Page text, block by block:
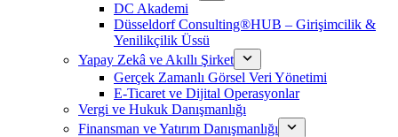
DC Akademi
Düsseldorf Consulting®HUB – Girişimcilik &
Yenilikçilik Üssü
Yapay Zekâ ve Akıllı Şirket
Gerçek Zamanlı Görsel Veri Yönetimi
E-Ticaret ve Dijital Operasyonlar
Vergi ve Hukuk Danışmanlığı
Finansman ve Yatırım Danışmanlığı